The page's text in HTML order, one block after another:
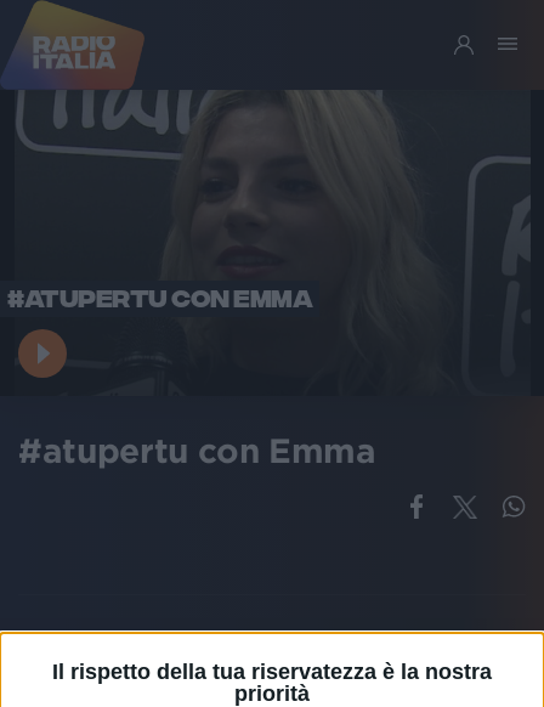
Il rispetto della tua riservatezza è la nostra
priorità
#ATUPERTU CON EMMA
#atupertu con Emma
Altri ospiti